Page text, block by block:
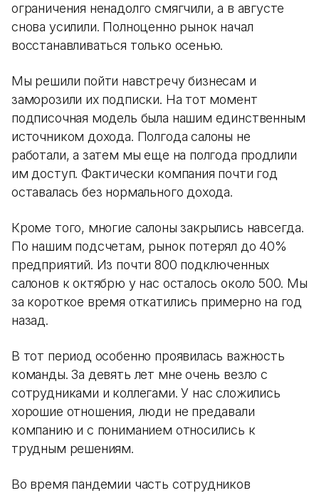
ограничения ненадолго смягчили, а в августе
снова усилили. Полноценно рынок начал
восстанавливаться только осенью.
Мы решили пойти навстречу бизнесам и
заморозили их подписки. На тот момент
подписочная модель была нашим единственным
источником дохода. Полгода салоны не
работали, а затем мы еще на полгода продлили
им доступ. Фактически компания почти год
оставалась без нормального дохода.
Кроме того, многие салоны закрылись навсегда.
По нашим подсчетам, рынок потерял до 40%
предприятий. Из почти 800 подключенных
салонов к октябрю у нас осталось около 500. Мы
за короткое время откатились примерно на год
назад.
В тот период особенно проявилась важность
команды. За девять лет мне очень везло с
сотрудниками и коллегами. У нас сложились
хорошие отношения, люди не предавали
компанию и с пониманием относились к
трудным решениям.
Во время пандемии часть сотрудников